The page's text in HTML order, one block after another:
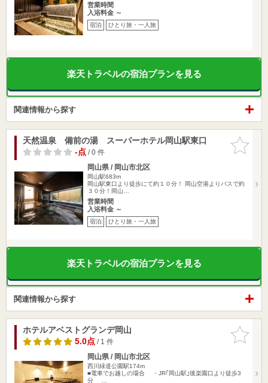
営業時間
入浴料金 ～
宿泊 ひとり旅・一人旅
楽天トラベルの宿泊プランを見る
関連情報から探す
お気に入
りに追加
天然温泉 備前の湯 スーパーホテル岡山駅東口
-点/ 0 件
岡山県 / 岡山市北区
岡山駅683m
岡山駅東口より徒歩にて約１０分！ 岡山空港よりバスで約
３０分！岡山…
営業時間
入浴料金 ～
宿泊 ひとり旅・一人旅
楽天トラベルの宿泊プランを見る
関連情報から探す
お気に入
りに追加
ホテルアベストグランデ岡山
5.0点/ 1 件
岡山県 / 岡山市北区
西川緑道公園駅174m
■電車でお越しの場合 ・JR｢岡山駅｣後楽園口より徒歩3
分 …